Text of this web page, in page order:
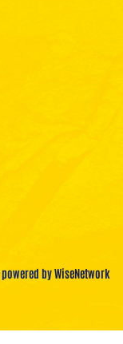
powered byWiseNetwork